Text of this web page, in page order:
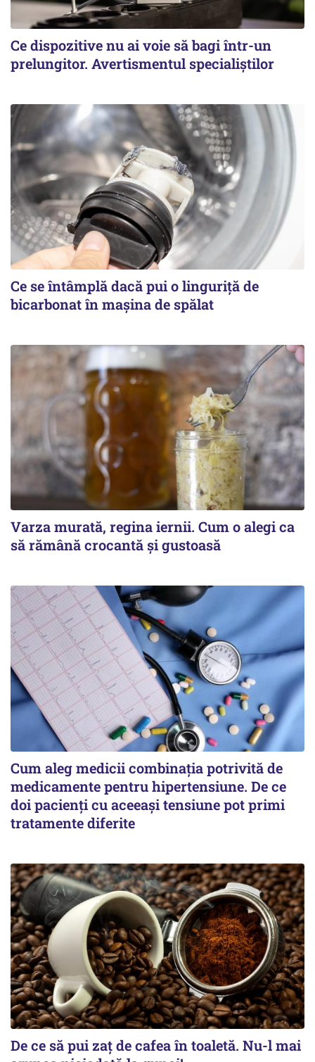
Ce dispozitive nu ai voie să bagi într-un
prelungitor. Avertismentul specialiștilor
Ce se întâmplă dacă pui o linguriță de
bicarbonat în mașina de spălat
Varza murată, regina iernii. Cum o alegi ca
să rămână crocantă și gustoasă
Cum aleg medicii combinația potrivită de
medicamente pentru hipertensiune. De ce
doi pacienți cu aceeași tensiune pot primi
tratamente diferite
De ce să pui zaț de cafea în toaletă. Nu-l mai